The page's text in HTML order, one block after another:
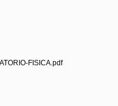
FISICA.pdf